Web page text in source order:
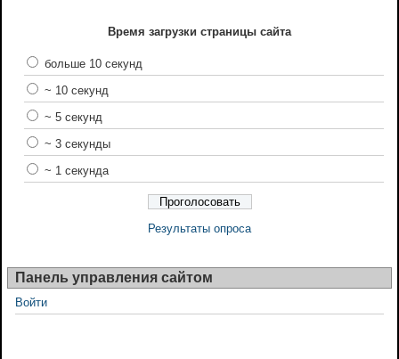
Время загрузки страницы сайта
больше 10 секунд
~ 10 секунд
~ 5 секунд
~ 3 секунды
~ 1 секунда
Результаты опроса
Панель управления сайтом
Войти